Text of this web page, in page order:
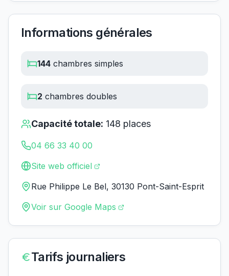
Informations générales
144 chambres simples
2 chambres doubles
Capacité totale: 148 places
04 66 33 40 00
Site web officiel
Rue Philippe Le Bel, 30130 Pont-Saint-Esprit
Voir sur Google Maps
Tarifs journaliers